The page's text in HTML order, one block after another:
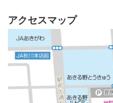
アクセスマップ